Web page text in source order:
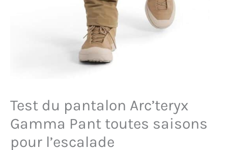
Test du pantalon Arc’teryx
Gamma Pant toutes saisons
pour l’escalade